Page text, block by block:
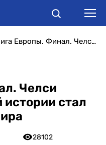
Лига Европы. Финал. Челси второй раз в своей истории стал победителем турнира
Челси
истории стал
28102